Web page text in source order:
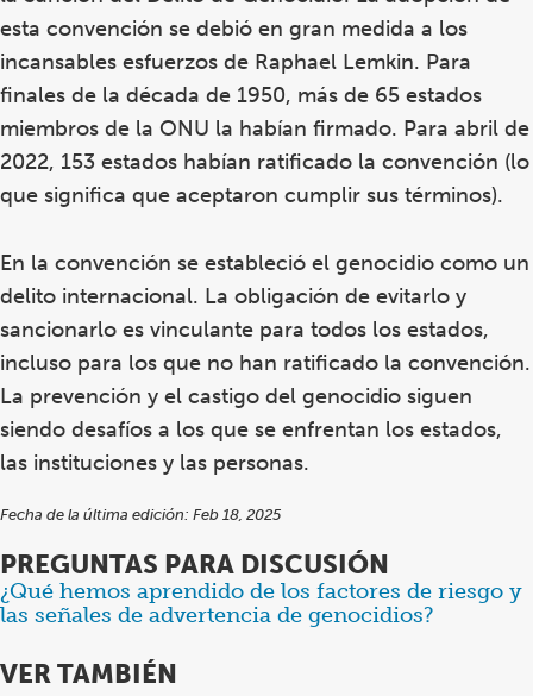
esta convención se debió en gran medida a los
incansables esfuerzos de Raphael Lemkin. Para
finales de la década de 1950, más de 65 estados
miembros de la ONU la habían firmado. Para abril de
2022, 153 estados habían ratificado la convención (lo
que significa que aceptaron cumplir sus términos).
En la convención se estableció el genocidio como un
delito internacional. La obligación de evitarlo y
sancionarlo es vinculante para todos los estados,
incluso para los que no han ratificado la convención.
La prevención y el castigo del genocidio siguen
siendo desafíos a los que se enfrentan los estados,
las instituciones y las personas.
Fecha de la última edición: Feb 18, 2025
PREGUNTAS PARA DISCUSIÓN
Items
1
through
¿Qué hemos aprendido de los factores de riesgo y
las señales de advertencia de genocidios?
VER TAMBIÉN